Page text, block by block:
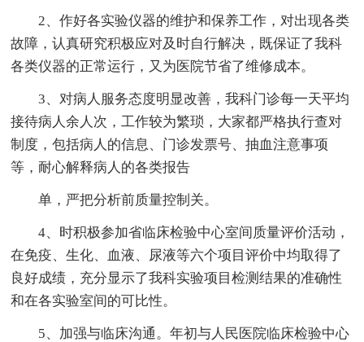
2、作好各实验仪器的维护和保养工作，对出现各类
故障，认真研究积极应对及时自行解决，既保证了我科
各类仪器的正常运行，又为医院节省了维修成本。
3、对病人服务态度明显改善，我科门诊每一天平均
接待病人余人次，工作较为繁琐，大家都严格执行查对
制度，包括病人的信息、门诊发票号、抽血注意事项
等，耐心解释病人的各类报告
单，严把分析前质量控制关。
4、时积极参加省临床检验中心室间质量评价活动，
在免疫、生化、血液、尿液等六个项目评价中均取得了
良好成绩，充分显示了我科实验项目检测结果的准确性
和在各实验室间的可比性。
5、加强与临床沟通。年初与人民医院临床检验中心